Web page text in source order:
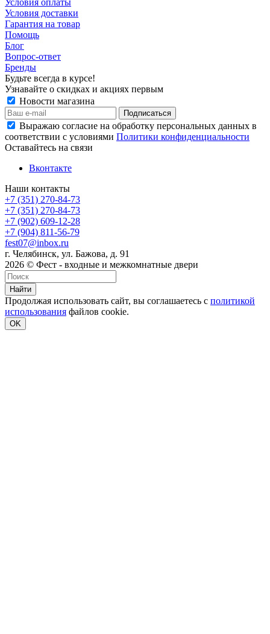
Условия оплаты
Условия доставки
Гарантия на товар
Помощь
Блог
Вопрос-ответ
Бренды
Будьте всегда в курсе!
Узнавайте о скидках и акциях первым
Новости магазина
Выражаю согласие на обработку персональных данных в
соответствии с условиями Политики конфиденциальности
Оставайтесь на связи
Вконтакте
Наши контакты
+7 (351) 270-84-73
+7 (351) 270-84-73
+7 (902) 609-12-28
+7 (904) 811-56-79
fest07@inbox.ru
г. Челябинск, ул. Бажова, д. 91
2026 © Фест - входные и межкомнатные двери
Найти
Продолжая использовать сайт, вы соглашаетесь с политикой
использования файлов cookie.
OK